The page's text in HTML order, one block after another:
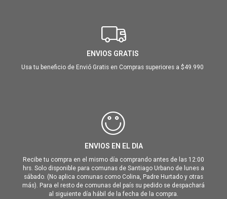
ENVIOS GRATIS
Usa tu beneficio de Envió Gratis en Compras superiores a $49.990
ENVIOS EN EL DIA
Recibe tu compra en el mismo día comprando antes de las 12:00
hrs. Solo disponible para comunas de Santiago Urbano de lunes a
sábado. (No aplica comunas como Colina, Padre Hurtado y otras
más). Para el resto de comunas del país su pedido se despachará
al siguiente día hábil de la fecha de la compra.